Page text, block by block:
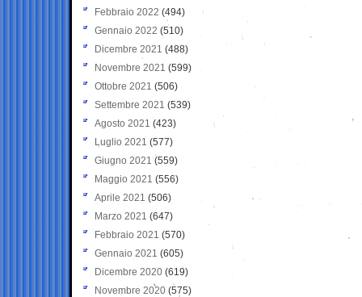
Febbraio 2022 (494)
Gennaio 2022 (510)
Dicembre 2021 (488)
Novembre 2021 (599)
Ottobre 2021 (506)
Settembre 2021 (539)
Agosto 2021 (423)
Luglio 2021 (577)
Giugno 2021(559)
Maggio 2021 (556)
Aprile 2021 (506)
Marzo 2021 (647)
Febbraio 2021 (570)
Gennaio 2021 (605)
Dicembre 2020 (619)
Novembre 2020 (575)